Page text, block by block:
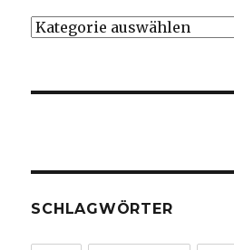
Kategorien
SCHLAGWÖRTER